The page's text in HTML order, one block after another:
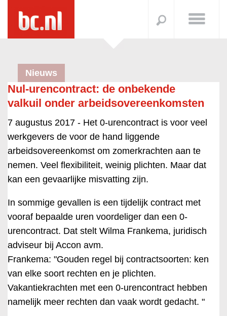
Nieuws
Nul-urencontract: de onbekende
valkuil onder arbeidsovereenkomsten
7 augustus 2017 - Het 0-urencontract is voor veel
werkgevers de voor de hand liggende
arbeidsovereenkomst om zomerkrachten aan te
nemen. Veel flexibiliteit, weinig plichten. Maar dat
kan een gevaarlijke misvatting zijn.
In sommige gevallen is een tijdelijk contract met
vooraf bepaalde uren voordeliger dan een 0-
urencontract. Dat stelt Wilma Frankema, juridisch
adviseur bij Accon avm.
Frankema: "Gouden regel bij contractsoorten: ken
van elke soort rechten en je plichten.
Vakantiekrachten met een 0-urencontract hebben
namelijk meer rechten dan vaak wordt gedacht. "